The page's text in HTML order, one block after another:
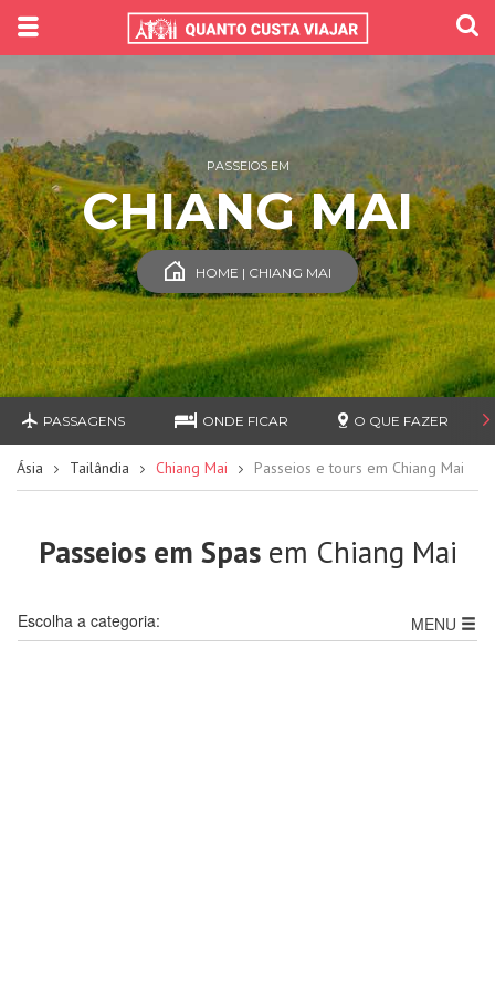
PASSEIOS EM
CHIANG MAI
HOME | CHIANG MAI
PASSAGENS ONDE FICAR O QUE FAZER
Ásia Tailândia Chiang Mai Passeios e tours em Chiang Mai
Passeios em Spasem Chiang Mai
MENU
Escolha a categoria: